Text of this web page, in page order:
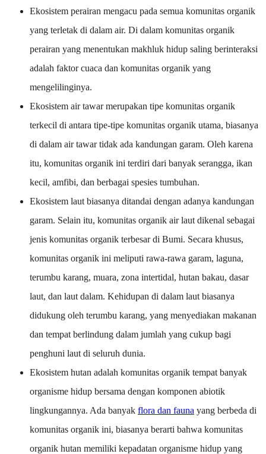
Ekosistem perairan mengacu pada semua komunitas organik
yang terletak di dalam air. Di dalam komunitas organik
perairan yang menentukan makhluk hidup saling berinteraksi
adalah faktor cuaca dan komunitas organik yang
mengelilinginya.
Ekosistem air tawar merupakan tipe komunitas organik
terkecil di antara tipe-tipe komunitas organik utama, biasanya
di dalam air tawar tidak ada kandungan garam. Oleh karena
itu, komunitas organik ini terdiri dari banyak serangga, ikan
kecil, amfibi, dan berbagai spesies tumbuhan.
Ekosistem laut biasanya ditandai dengan adanya kandungan
garam. Selain itu, komunitas organik air laut dikenal sebagai
jenis komunitas organik terbesar di Bumi. Secara khusus,
komunitas organik ini meliputi rawa-rawa garam, laguna,
terumbu karang, muara, zona intertidal, hutan bakau, dasar
laut, dan laut dalam. Kehidupan di dalam laut biasanya
didukung oleh terumbu karang, yang menyediakan makanan
dan tempat berlindung dalam jumlah yang cukup bagi
penghuni laut di seluruh dunia.
Ekosistem hutan adalah komunitas organik tempat banyak
organisme hidup bersama dengan komponen abiotik
lingkungannya. Ada banyak flora dan fauna yang berbeda di
komunitas organik ini, biasanya berarti bahwa komunitas
organik hutan memiliki kepadatan organisme hidup yang